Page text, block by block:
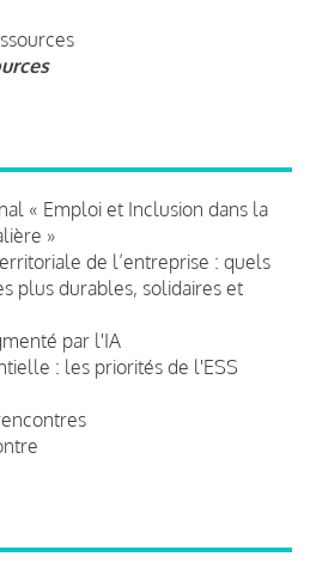
« Emploi et Inclusion dans la
»
de l’entreprise : quels
plus durables, solidaires et
par l'IA
: les priorités de l'ESS